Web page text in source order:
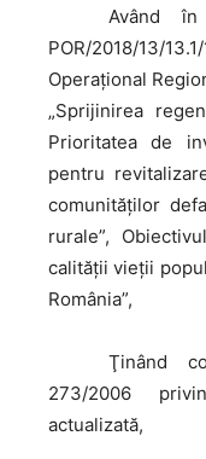
Având în
POR/2018/13/
Operaţional
„Sprijinirea
Prioritatea de
pentru
comunităților
rurale”,
calităţii vieţii
România”,
Ţinând
273/2006
actualizată,